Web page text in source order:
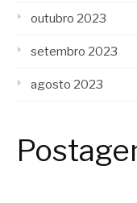
outubro 2023
setembro 2023
agosto 2023